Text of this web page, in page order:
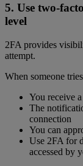
5. Use two-
level
2FA provides
attempt.
When someone
You receive
The
connection
You can
Use 2FA for
accessed by